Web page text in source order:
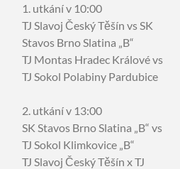
1. utkání v 10:00
TJ Slavoj Český Těšín vs SK
Stavos Brno Slatina „B“
TJ Montas Hradec Králové vs
TJ Sokol Polabiny Pardubice
2. utkání v 13:00
SK Stavos Brno Slatina „B“ vs
TJ Sokol Klimkovice „B“
TJ Slavoj Český Těšín x TJ